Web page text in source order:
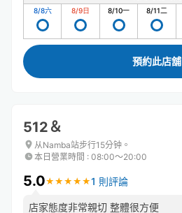
8/8六 8/9日 8/10一 8/11二
預約此店舖
512＆
从Namba站步行15分钟。
本日營業時間 : 08:00〜20:00
5.0★ ★ ★ ★ ★
★ ★ ★ ★ ★1 則評論
店家態度非常親切 整體很方便